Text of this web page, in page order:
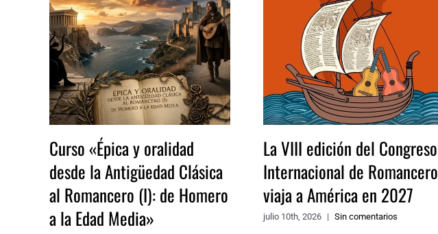
Curso «Épica y oralidad
desde la Antigüedad Clásica
al Romancero (I): de Homero
a la Edad Media»
La VIII edición del Congreso
Internacional de Romancero
viaja a América en 2027
julio 10th, 2026 | Sin comentarios